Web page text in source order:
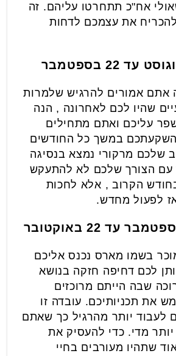
אח"כ תתחרטו עליהם. זה
את עצמכם לדחות
אתם אמורים להרגיש שלמרות
שהיו לכם לאחרונה , הנה
עליכם ואתם מתחילים
השקעתכם במשך כל החודשים
שלכם מרקורי נמצא בנסיגה
עם הצורך שלכם לא להתעקש
הקרוב , אלא לחכות
לפעול מחדש.
בשמו מארס נכנס אליכם
לכם דחיפה חזקה בנושא
שבה הייתם מרוכזים
את תכניותיכם. עובדה זו
לעבוד יותר מהרגיל כך שאתם
יותר מדי. כדי להעסיק את
שתהיו מעורבים בחיי